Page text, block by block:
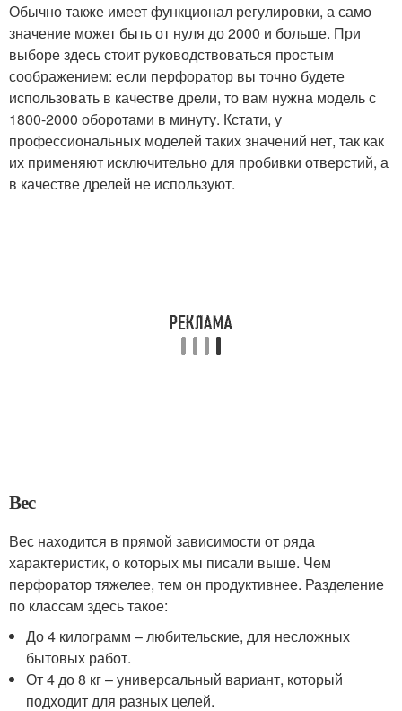
Обычно также имеет функционал регулировки, а само
значение может быть от нуля до 2000 и больше. При
выборе здесь стоит руководствоваться простым
соображением: если перфоратор вы точно будете
использовать в качестве дрели, то вам нужна модель с
1800-2000 оборотами в минуту. Кстати, у
профессиональных моделей таких значений нет, так как
их применяют исключительно для пробивки отверстий, а
в качестве дрелей не используют.
Вес
Вес находится в прямой зависимости от ряда
характеристик, о которых мы писали выше. Чем
перфоратор тяжелее, тем он продуктивнее. Разделение
по классам здесь такое:
До 4 килограмм – любительские, для несложных
бытовых работ.
От 4 до 8 кг – универсальный вариант, который
подходит для разных целей.